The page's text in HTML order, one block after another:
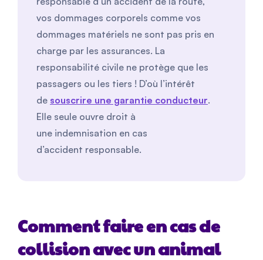
vos dommages corporels comme vos
dommages matériels ne sont pas pris en
charge par les assurances. La
responsabilité civile ne protège que les
passagers ou les tiers ! D’où l’intérêt
de souscrire une garantie conducteur.
Elle seule ouvre droit à
une indemnisation en cas
d’accident responsable.
Comment faire en cas de
collision avec un animal